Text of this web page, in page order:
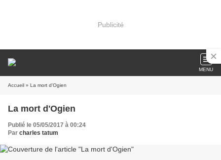
Publicité
MENU
Accueil » La mort d'Ogien
La mort d'Ogien
Publié le 05/05/2017 à 00:24
Par charles tatum